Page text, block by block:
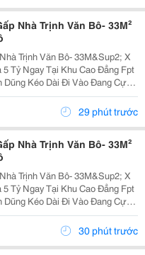
Nhà Trịnh Văn Bô- 33M²
Trịnh Văn Bô- 33M&Sup2; X
5 Tỷ Ngay Tại Khu Cao Đẳng Fpt
Dũng Kéo Dài Đi Vào Đang Cực
5 Tầng, Gần Ô Tô, Gần Phố Và
29 phút trước
Nhà Trịnh Văn Bô- 33M²
Trịnh Văn Bô- 33M&Sup2; X
5 Tỷ Ngay Tại Khu Cao Đẳng Fpt
Dũng Kéo Dài Đi Vào Đang Cực
5 Tầng, Gần Ô Tô, Gần Phố Và
30 phút trước